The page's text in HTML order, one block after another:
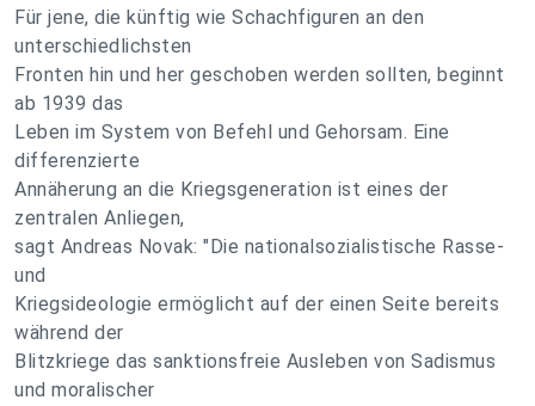
Für jene, die künftig wie Schachfiguren an den
unterschiedlichsten
Fronten hin und her geschoben werden sollten, beginnt
ab 1939 das
Leben im System von Befehl und Gehorsam. Eine
differenzierte
Annäherung an die Kriegsgeneration ist eines der
zentralen Anliegen,
sagt Andreas Novak: "Die nationalsozialistische Rasse-
und
Kriegsideologie ermöglicht auf der einen Seite bereits
während der
Blitzkriege das sanktionsfreie Ausleben von Sadismus
und moralischer